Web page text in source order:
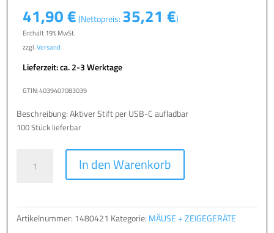
41,90€ (Nettopreis: 35,21€)
Enthält 19% MwSt.
zzgl.Versand
Lieferzeit: ca. 2-3 Werktage
GTIN: 4039407083039
Beschreibung: Aktiver Stift per USB-C aufladbar
100 Stück lieferbar
Eingabe-
PAD
1201
In den Warenkorb
r
Artikelnummer: 1480421 Kategorie: MÄUSE + ZEIGEGERÄTE